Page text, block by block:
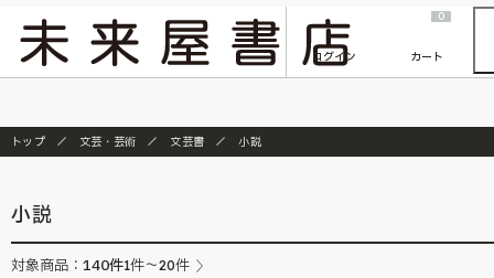
『ONE PIECE magazine 021 ONE PIECEカード付き同梱版』発売延期のご案内
ログイン
0
カート
トップ 文芸・芸術 文芸書 小説
小説
対象商品： 140件1件～20件